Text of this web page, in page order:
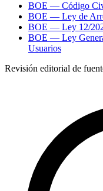
BOE — Código
BOE — Ley de
BOE — Ley 12/
BOE — Ley
Usuarios
Revisión editorial de